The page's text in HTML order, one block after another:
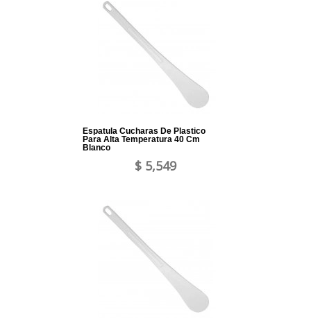
Espatula Cucharas De Plastico
Para Alta Temperatura 40 Cm
Blanco
$ 5,549